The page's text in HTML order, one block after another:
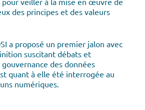
des principes et des valeurs
a proposé un premier jalon avec
suscitant débats et
des données
quant à elle été interrogée au
numériques.